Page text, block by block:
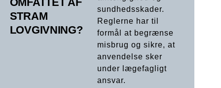
STRAM
LOVGIVNING?
sundhedsskader.
Reglerne har til
formål at begrænse
misbrug og sikre, at
anvendelse sker
under lægefagligt
ansvar.